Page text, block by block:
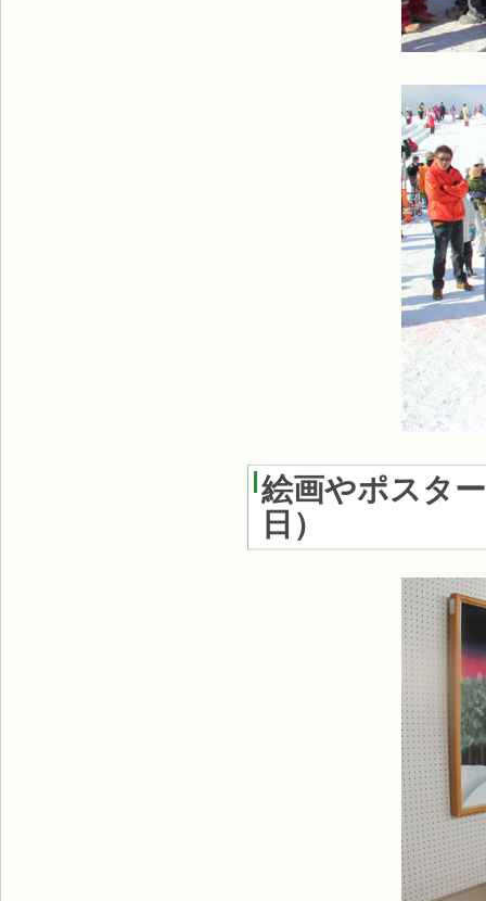
絵画やポスタ
日 ）